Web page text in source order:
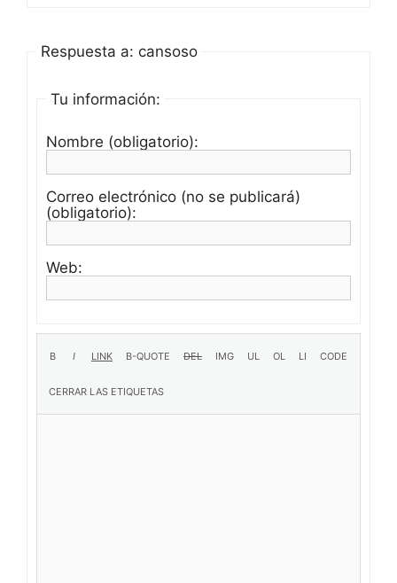
Respuesta a: cansoso
Tu información:
Nombre (obligatorio):
Correo electrónico (no se publicará)
(obligatorio):
Web: